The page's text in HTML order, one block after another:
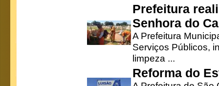
Prefeitura
Senhora do
A Prefeitura
Serviços Públicos,
limpeza ...
Reforma do